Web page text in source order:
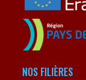
NOS FILIÈRES